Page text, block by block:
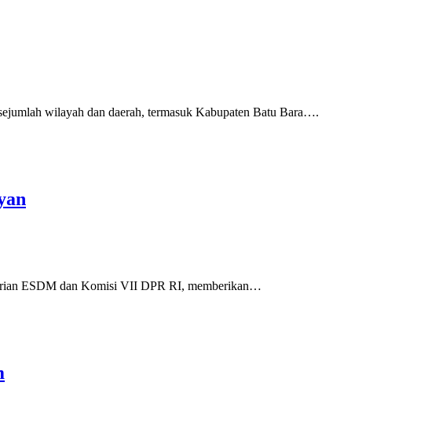
wilayah dan daerah, termasuk Kabupaten Batu Bara….
ESDM dan Komisi VII DPR RI, memberikan…